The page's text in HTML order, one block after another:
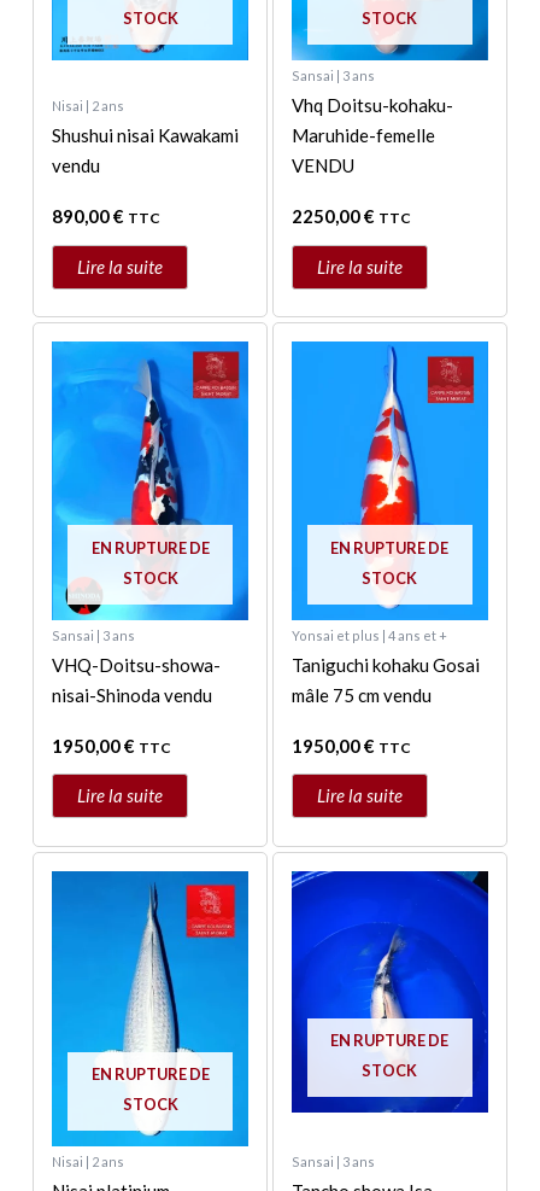
STOCK
Nisai | 2 ans
Shushui nisai Kawakami
vendu
890,00€ TTC
Lire la suite
STOCK
Sansai | 3 ans
Vhq Doitsu-kohaku-
Maruhide-femelle
VENDU
2250,00€ TTC
Lire la suite
EN RUPTURE DE
STOCK
Sansai | 3 ans
VHQ-Doitsu-showa-
nisai-Shinoda vendu
1950,00€ TTC
Lire la suite
EN RUPTURE DE
STOCK
Yonsai et plus | 4 ans et +
Taniguchi kohaku Gosai
mâle 75 cm vendu
1950,00€ TTC
Lire la suite
EN RUPTURE DE
STOCK
Nisai | 2 ans
EN RUPTURE DE
STOCK
Sansai | 3 ans